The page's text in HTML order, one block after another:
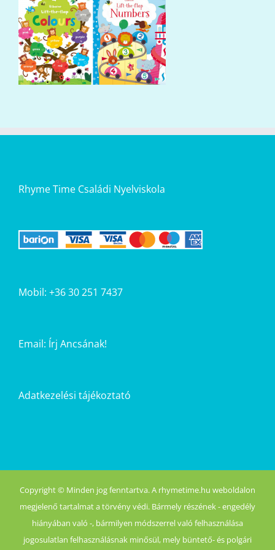
Rhyme Time Családi Nyelviskola
Mobil: +36 30 251 7437
Email: Írj Ancsának!
Adatkezelési tájékoztató
Copyright © Minden jog fenntartva. A rhymetime.hu weboldalon
megjelenő tartalmat a törvény védi. Bármely részének - engedély
hiányában való -, bármilyen módszerrel való felhasználása
jogosulatlan felhasználásnak minősül, mely büntető- és polgári